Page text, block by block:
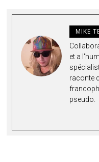
MIKE
et a
raconte
pseudo.